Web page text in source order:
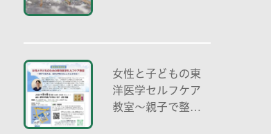
女性と子どもの東
洋医学セルフケア
教室～親子で整え